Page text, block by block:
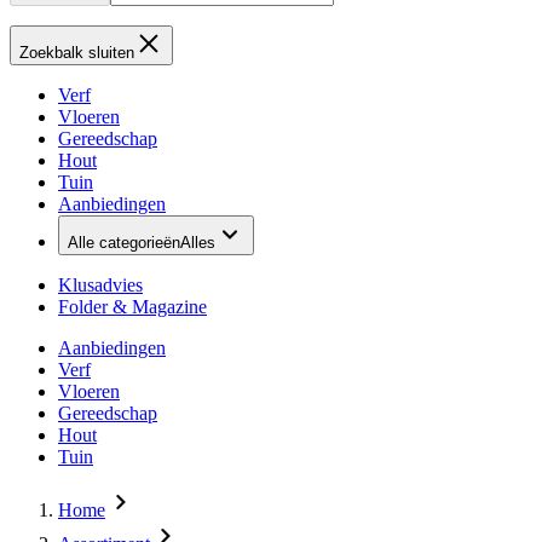
Zoekbalk sluiten
Verf
Vloeren
Gereedschap
Hout
Tuin
Aanbiedingen
Alle categorieënAlles
Klusadvies
Folder & Magazine
Aanbiedingen
Verf
Vloeren
Gereedschap
Hout
Tuin
Home